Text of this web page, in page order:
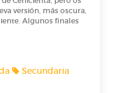
versión, más oscura,
Algunos finales
Secundaria